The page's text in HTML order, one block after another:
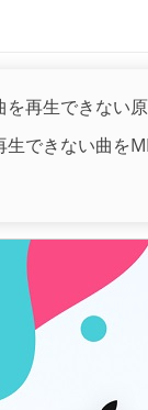
再生できない
できない曲を